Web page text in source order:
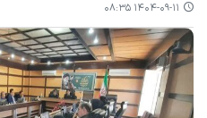
۱۴۰۴-۰۹-۱۱ ۰۸:۳۵